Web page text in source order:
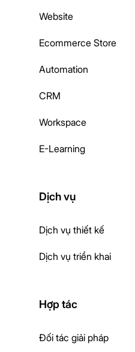
Website
Ecommerce Store
Automation
CRM
Workspace
E-Learning
Dịch vụ
Dịch vụ thiết kế
Dịch vụ triển khai
Hợp tác
Đối tác giải pháp